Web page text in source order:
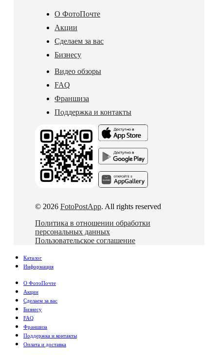
О ФотоПочте
Акции
Сделаем за вас
Бизнесу
Видео обзоры
FAQ
Франшиза
Поддержка и контакты
© 2026 FotoPostApp. All rights reserved
Политика в отношении обработки
персональных данных
Пользовательское соглашение
Каталог
Информация
О ФотоПочте
Акции
Сделаем за вас
Бизнесу
FAQ
Франшиза
Поддержка и контакты
Оплата и доставка